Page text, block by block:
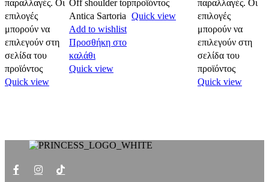
παραλλαγές. Οι
επιλογές
μπορούν να
επιλεγούν στη
σελίδα του
προϊόντος
Quick view
Off shoulder top
Antica Sartoria
Add to wishlist
Προσθήκη στο
καλάθι
Quick view
προϊόντος
Quick view
παραλλαγές. Οι
επιλογές
μπορούν να
επιλεγούν στη
σελίδα του
προϊόντος
Quick view